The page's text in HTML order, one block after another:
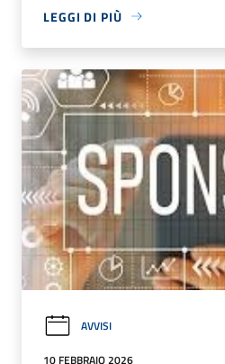
LEGGI DI PIÙ
AVVISI
10 FEBBRAIO 2026